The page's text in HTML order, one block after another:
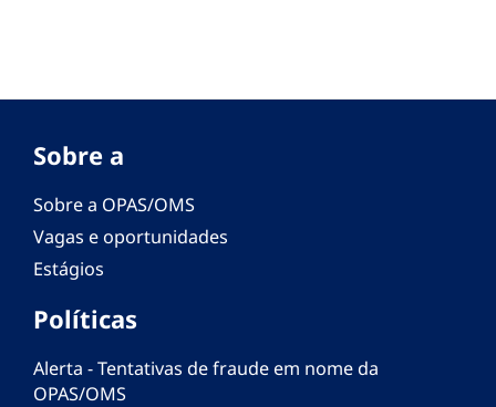
Sobre a
Sobre a OPAS/OMS
Vagas e oportunidades
Estágios
Políticas
Alerta - Tentativas de fraude em nome da
OPAS/OMS